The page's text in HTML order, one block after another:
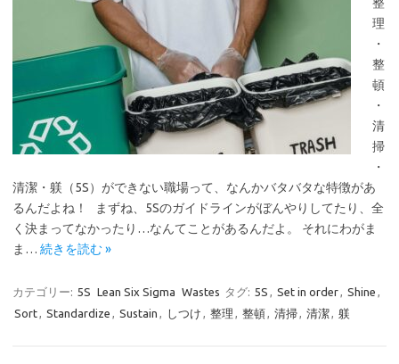
理
・
整
頓
・
清
掃
・
清潔・躾（5S）ができない職場って、なんかバタバタな特徴があ
るんだよね！ まずね、5Sのガイドラインがぼんやりしてたり、全
く決まってなかったり…なんてことがあるんだよ。 それにわがま
ま… 続きを読む »
カテゴリー: 5S Lean Six Sigma Wastes タグ: 5S , Set in order, Shine ,
Sort, Standardize , Sustain , しつけ , 整理 , 整頓, 清掃, 清潔, 躾